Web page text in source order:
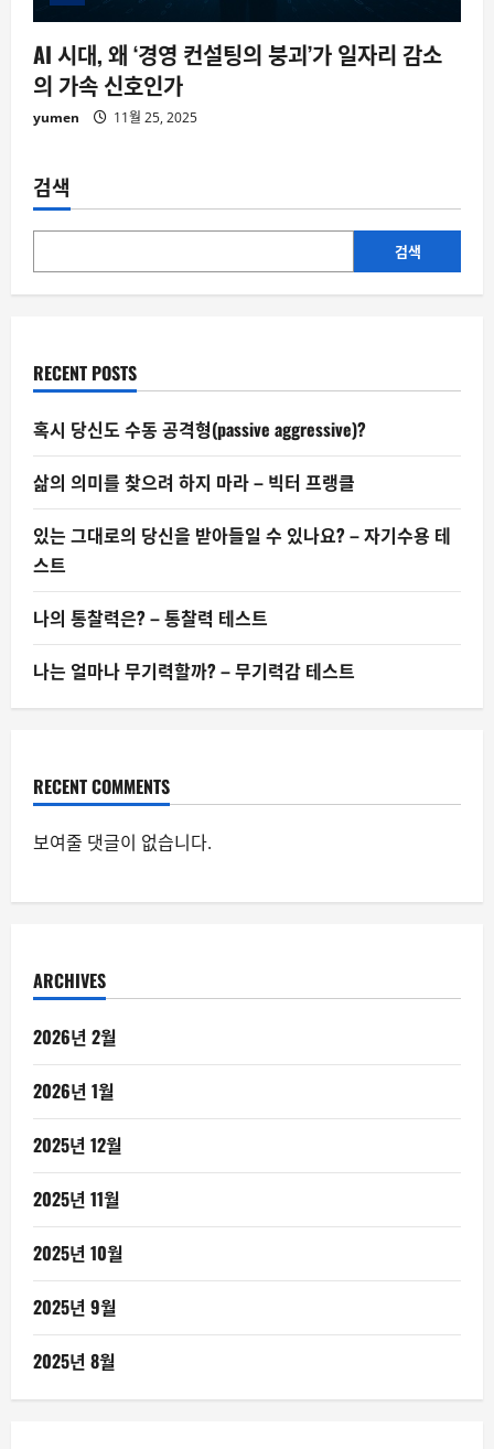
AI 시대, 왜 ‘경영 컨설팅의 붕괴’가 일자리 감소
의 가속 신호인가
yumen 11월 25, 2025
검색
검색
RECENT POSTS
혹시 당신도 수동 공격형(passive aggressive)?
삶의 의미를 찾으려 하지 마라 – 빅터 프랭클
있는 그대로의 당신을 받아들일 수 있나요? – 자기수용 테
스트
나의 통찰력은? – 통찰력 테스트
나는 얼마나 무기력할까? – 무기력감 테스트
RECENT COMMENTS
보여줄 댓글이 없습니다.
ARCHIVES
2026년 2월
2026년 1월
2025년 12월
2025년 11월
2025년 10월
2025년 9월
2025년 8월